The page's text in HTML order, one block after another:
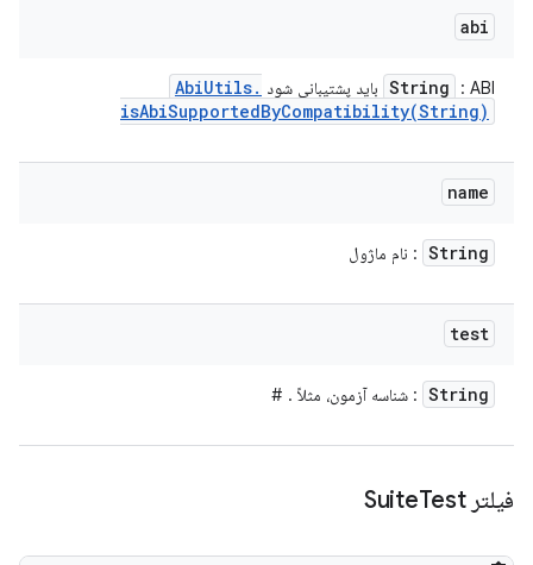
abi
String : ABI باید پشتیبانی شود AbiUtils.
isAbiSupportedByCompatibility(String)
name
String : نام ماژول
test
String : شناسه آزمون، مثلاً .
#
فیلتر SuiteTest